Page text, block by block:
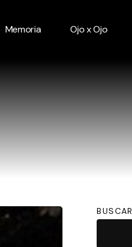
Memoria Ojo x Ojo
BUSCAR